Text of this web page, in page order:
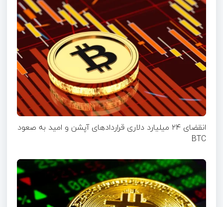
انقضای ۲۴ میلیارد دلاری قرارداد‌های آپشن‌ و امید به صعود
BTC